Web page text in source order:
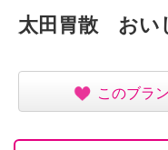
太田胃散 おい
このブラ